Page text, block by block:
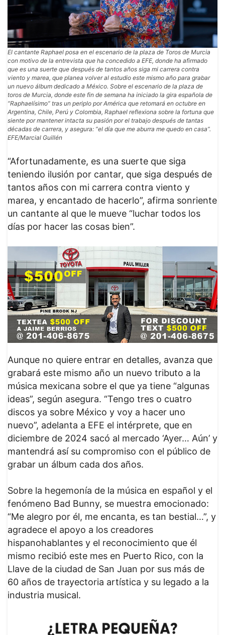
El cantante Raphael posa en el escenario de la plaza de Toros de Murcia
con motivo de la entrevista que ha concedido a EFE, donde ha afirmado
que es una suerte que después de tantos años siga mi carrera contra
viento y marea, que planea volver al estudio este mismo año para grabar
un nuevo álbum dedicado a México. Sobre el escenario de la plaza de
toros de Murcia, donde este fin de semana ha iniciado la gira española de
“Raphaelísimo” tras un periplo por América que retomará en octubre en
Argentina, Chile, Perú y Colombia, Raphael reflexiona sobre la fortuna que
siente por mantener intacta su pasión por el trabajo después de tantas
décadas de carrera, y asegura: “el día que me aburra me quedo en casa”.
EFE/Marcial Guillén
“Afortunadamente, es una suerte que siga
teniendo ilusión por cantar, que siga después de
tantos años con mi carrera contra viento y
marea, y encantado de hacerlo”, afirma sonriente
un cantante al que le mueve “luchar todos los
días por hacer las cosas bien”.
Aunque no quiere entrar en detalles, avanza que
grabará este mismo año un nuevo tributo a la
música mexicana sobre el que ya tiene “algunas
ideas”, según asegura. “Tengo tres o cuatro
discos ya sobre México y voy a hacer uno
nuevo”, adelanta a EFE el intérprete, que en
diciembre de 2024 sacó al mercado ‘Ayer… Aún’ y
mantendrá así su compromiso con el público de
grabar un álbum cada dos años.
Sobre la hegemonía de la música en español y el
fenómeno Bad Bunny, se muestra emocionado:
“Me alegro por él, me encanta, es tan bestial…”, y
agradece el apoyo a los creadores
hispanohablantes y el reconocimiento que él
mismo recibió este mes en Puerto Rico, con la
Llave de la ciudad de San Juan por sus más de
60 años de trayectoria artística y su legado a la
industria musical.